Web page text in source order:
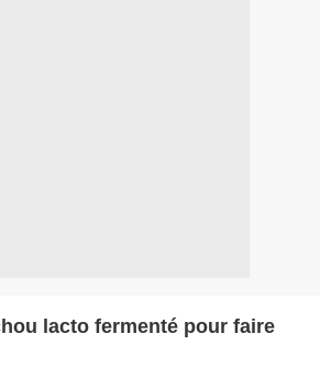
lacto fermenté pour faire